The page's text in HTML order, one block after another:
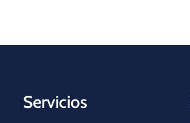
Servicios